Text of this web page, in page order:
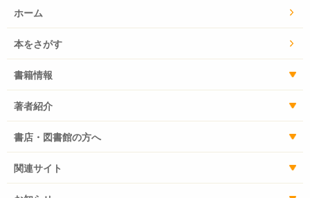
ホーム
本をさがす
書籍情報
著者紹介
書店・図書館の方へ
関連サイト